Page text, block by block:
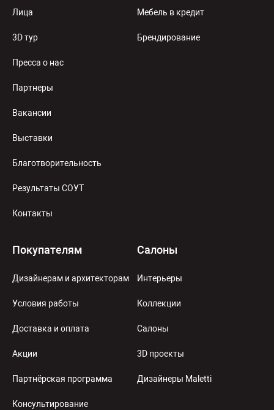
Лица
3D тур
Пресса о нас
Партнеры
Вакансии
Выставки
Благотворительность
Результаты СОУТ
Контакты
Мебель в кредит
Брендирование
Покупателям
Дизайнерам и архитекторам
Условия работы
Доставка и оплата
Акции
Партнёрская программа
Консультирование
Салоны
Интерьеры
Коллекции
Салоны
3D проекты
Дизайнеры Maletti